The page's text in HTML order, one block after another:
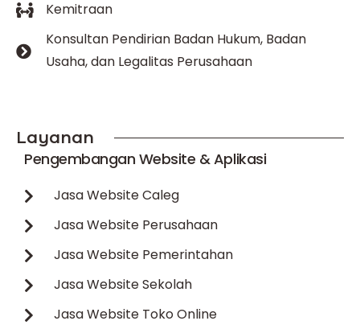
Kemitraan
Konsultan Pendirian Badan Hukum, Badan
Usaha, dan Legalitas Perusahaan
Layanan
Pengembangan Website & Aplikasi
Jasa Website Caleg
Jasa Website Perusahaan
Jasa Website Pemerintahan
Jasa Website Sekolah
Jasa Website Toko Online